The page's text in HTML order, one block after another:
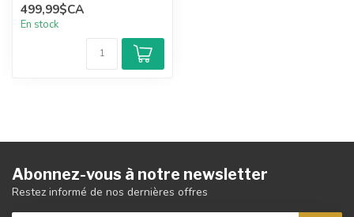
499,99$CA
En stock
Abonnez-vous à notre newsletter
Restez informé de nos dernières offres